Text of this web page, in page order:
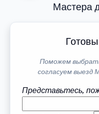
Мастера
Поможем
согласуем выезд
Представьтесь,